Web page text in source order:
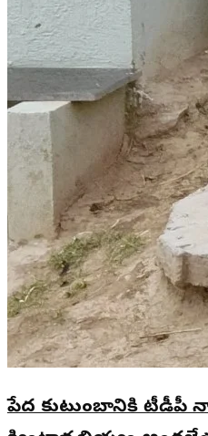
పేద కుటుంబానికి టీడీపీ